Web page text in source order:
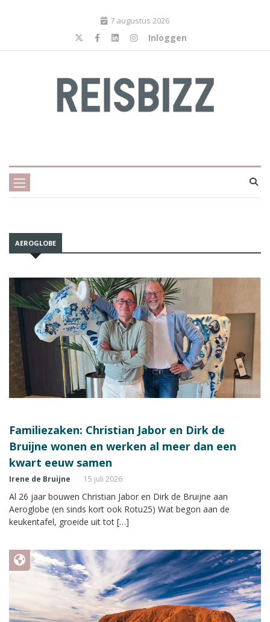
7 augustus 2026
Inloggen
AEROGLOBE
Familiezaken: Christian Jabor en Dirk de
Bruijne wonen en werken al meer dan een
kwart eeuw samen
Irene de Bruijne 15 juli 2026
Al 26 jaar bouwen Christian Jabor en Dirk de Bruijne aan
Aeroglobe (en sinds kort ook Rotu25) Wat begon aan de
keukentafel, groeide uit tot […]